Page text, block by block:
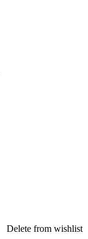
Delete from wishlist